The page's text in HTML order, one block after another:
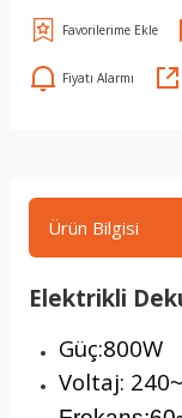
Fiyatı Alarmı
Ürün Bilgisi
Elektrikli
Güç:800W
Voltaj: 240